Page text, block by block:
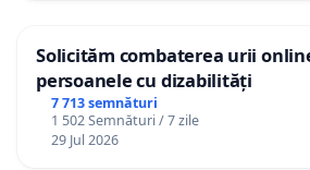
Solicităm combaterea urii
persoanele cu dizabilități
7 713 semnături
1 502 Semnături / 7 zile
29 Jul 2026